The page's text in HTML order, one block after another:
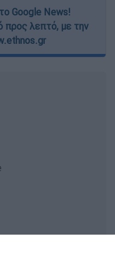
Google News!
προς λεπτό, με την